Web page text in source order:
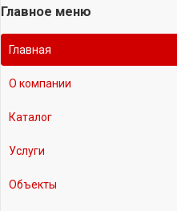
Главное меню
Главная
О компании
Каталог
Услуги
Объекты